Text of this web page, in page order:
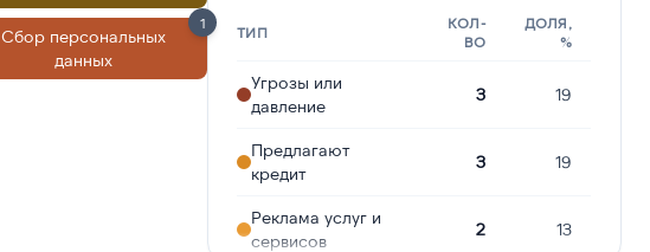
Сбор персональных
данных
1
ТИП
КОЛ-
ВО
ДОЛЯ,
%
Угрозы или
давление
3 19
Предлагают
кредит
3 19
Реклама услуг и
сервисов
2 13